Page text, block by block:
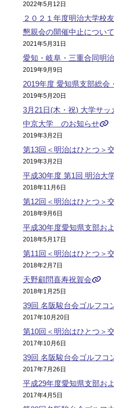
2022年5月12日
２０２１年度明治大学校
懇親会の開催中止について
2021年5月31日
愛知・岐阜・三重合同明
2019年9月9日
2019年度 愛知県支部総会
2019年5月20日
3月21日(木・祝) 大学サ
中京大学 のお知らせ
2019年3月2日
第13回＜明治はひとつ＞
2019年3月2日
平成30年度 第1回 明治大
2018年11月6日
第12回＜明治はひとつ＞
2018年9月6日
平成30年度愛知県支部お
2018年5月17日
第11回＜明治はひとつ＞
2018年2月7日
天野顧問喜寿祝賀会
2018年1月25日
39回 名阪駿台会ゴルフコ
2017年10月20日
第10回＜明治はひとつ＞
2017年10月6日
39回 名阪駿台会ゴルフコ
2017年7月26日
平成29年度愛知県支部お
2017年4月5日